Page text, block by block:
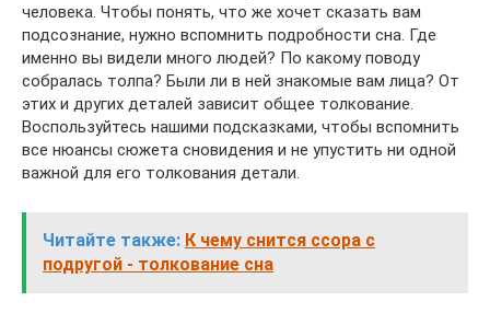
человека. Чтобы понять, что же хочет сказать вам
подсознание, нужно вспомнить подробности сна. Где
именно вы видели много людей? По какому поводу
собралась толпа? Были ли в ней знакомые вам лица? От
этих и других деталей зависит общее толкование.
Воспользуйтесь нашими подсказками, чтобы вспомнить
все нюансы сюжета сновидения и не упустить ни одной
важной для его толкования детали.
Читайте также: К чему снится ссора с
подругой - толкование сна